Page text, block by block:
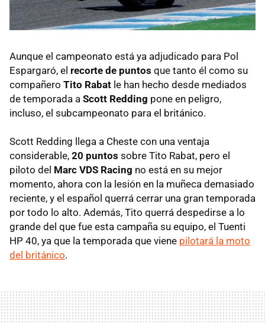
Aunque el campeonato está ya adjudicado para Pol
Espargaró, el recorte de puntos que tanto él como su
compañero Tito Rabat le han hecho desde mediados
de temporada a Scott Redding pone en peligro,
incluso, el subcampeonato para el británico.
Scott Redding llega a Cheste con una ventaja
considerable, 20 puntos sobre Tito Rabat, pero el
piloto del Marc VDS Racing no está en su mejor
momento, ahora con la lesión en la muñeca demasiado
reciente, y el español querrá cerrar una gran temporada
por todo lo alto. Además, Tito querrá despedirse a lo
grande del que fue esta campaña su equipo, el Tuenti
HP 40, ya que la temporada que viene pilotará la moto
del británico.